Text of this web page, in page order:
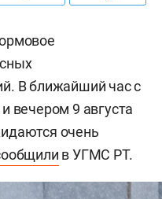
В ближайший час с
вечером 9 августа
очень
в УГМС РТ.